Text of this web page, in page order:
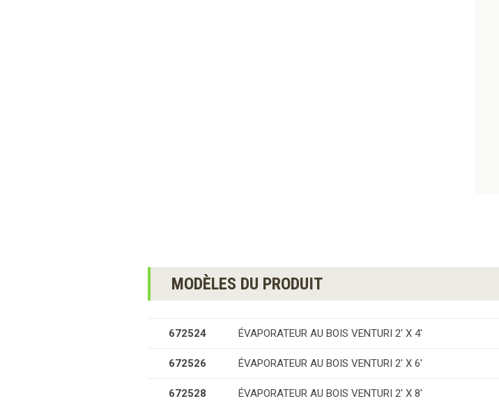
MODÈLES DU PRODUIT
672524 ÉVAPORATEUR AU BOIS VENTURI 2' X 4'
672526 ÉVAPORATEUR AU BOIS VENTURI 2' X 6'
672528 ÉVAPORATEUR AU BOIS VENTURI 2' X 8'